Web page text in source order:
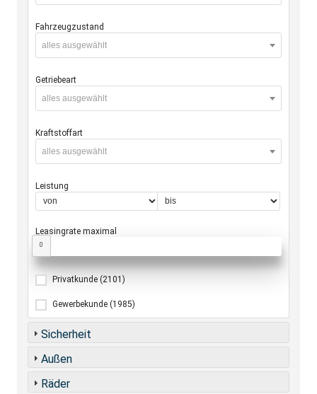
Fahrzeugzustand
alles ausgewählt
Getriebeart
alles ausgewählt
Kraftstoffart
alles ausgewählt
Leistung
Leasingrate maximal
0
Privatkunde (2101)
Gewerbekunde (1985)
Sicherheit
Außen
Räder